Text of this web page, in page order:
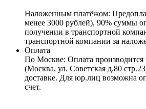
Наложенным платёжом:
менее 3000 рублей), 90% суммы
получении в транспортной
транспортной компании за
Оплата
По Москве: Оплата
(Москва, ул. Советская д.80
доставке. Для юр.лиц возможна
счет.